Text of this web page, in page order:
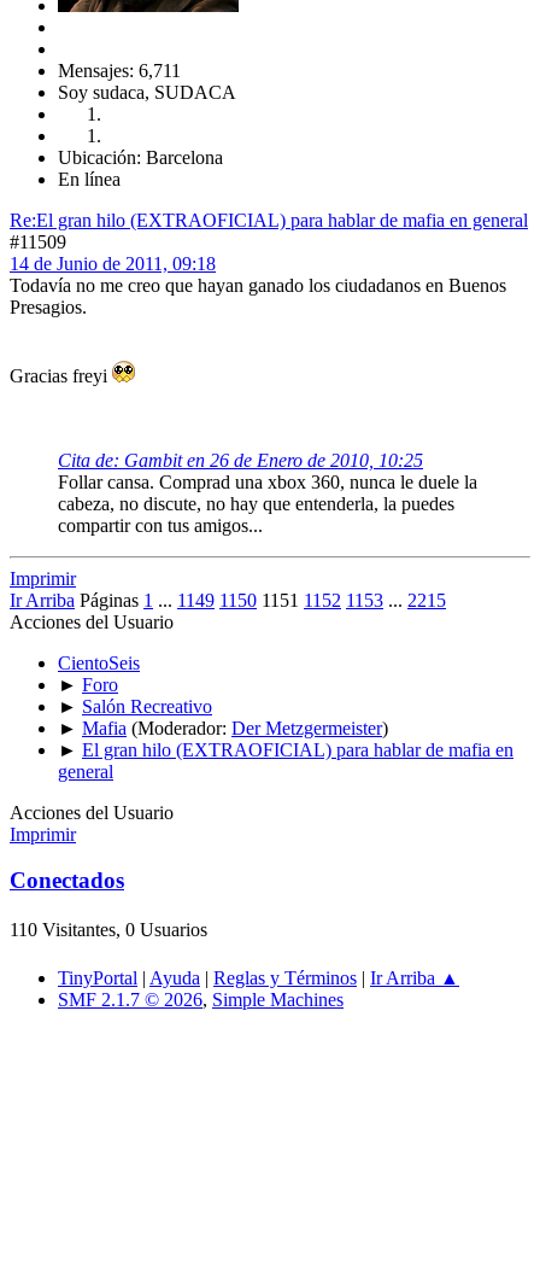
Mensajes: 6,711
Soy sudaca, SUDACA
Ubicación: Barcelona
En línea
Re:El gran hilo (EXTRAOFICIAL) para hablar de mafia en general
#11509
14 de Junio de 2011, 09:18
Todavía no me creo que hayan ganado los ciudadanos en Buenos
Presagios.
Gracias freyi
Cita de: Gambit en 26 de Enero de 2010, 10:25
Follar cansa. Comprad una xbox 360, nunca le duele la
cabeza, no discute, no hay que entenderla, la puedes
compartir con tus amigos...
Imprimir
Ir Arriba Páginas 1 ... 1149 1150 1151 1152 1153 ... 2215
Acciones del Usuario
CientoSeis
► Foro
► Salón Recreativo
► Mafia (Moderador: Der Metzgermeister)
► El gran hilo (EXTRAOFICIAL) para hablar de mafia en
general
Acciones del Usuario
Imprimir
Conectados
110 Visitantes, 0 Usuarios
TinyPortal | Ayuda | Reglas y Términos | Ir Arriba ▲
SMF 2.1.7 © 2026, Simple Machines